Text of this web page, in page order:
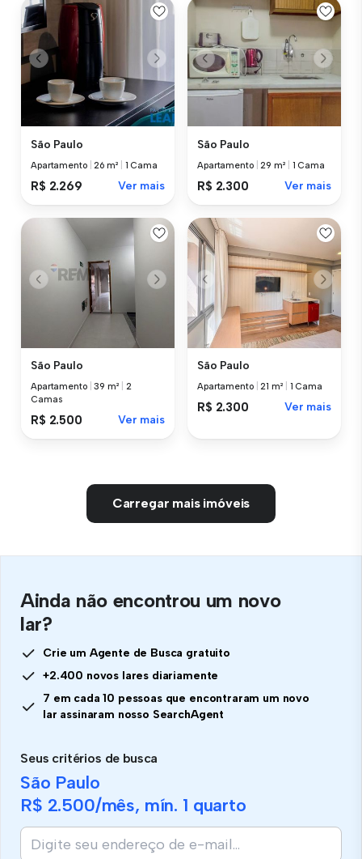
São Paulo
Apartamento |26 m² 1 Cama
R$ 2.269 Ver mais
São Paulo
Apartamento |29 m² 1 Cama
R$ 2.300 Ver mais
São Paulo
Apartamento |39 m²
2
Camas
R$ 2.500 Ver mais
São Paulo
Apartamento |21 m² 1 Cama
R$ 2.300 Ver mais
Carregar mais imóveis
Ainda não encontrou um novo
lar?
Crie um Agente de Busca gratuito
+2.400 novos lares diariamente
7 em cada 10 pessoas que encontraram um novo
lar assinaram nosso SearchAgent
Seus critérios de busca
São Paulo
R$ 2.500/mês, mín. 1 quarto